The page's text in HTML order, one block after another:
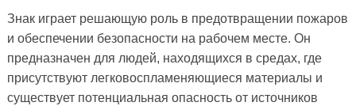
Знак играет решающую роль в предотвращении пожаров
и обеспечении безопасности на рабочем месте. Он
предназначен для людей, находящихся в средах, где
присутствуют легковоспламеняющиеся материалы и
существует потенциальная опасность от источников